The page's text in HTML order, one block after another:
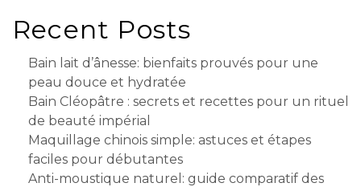
Recent Posts
Bain lait d’ânesse: bienfaits prouvés pour une
peau douce et hydratée
Bain Cléopâtre : secrets et recettes pour un rituel
de beauté impérial
Maquillage chinois simple: astuces et étapes
faciles pour débutantes
Anti-moustique naturel: guide comparatif des